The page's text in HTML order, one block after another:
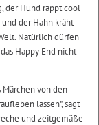
der Hund rappt cool
der Hahn kräht
Natürlich dürfen
Happy End nicht
Märchen von den
lassen", sagt
und zeitgemäße